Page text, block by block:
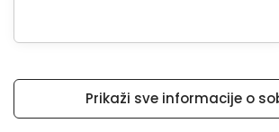
Prikaži sve informacije o